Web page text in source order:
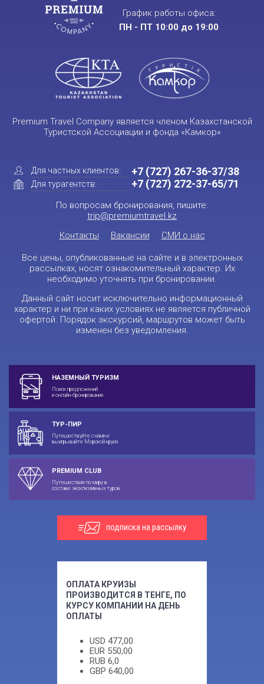
График работы офиса:
ПН - ПТ 10:00 до 19:00
Premium Travel Company является членом Казахстанской
Туристской Ассоциации и фонда «Камкор»
Для частных клиентов:
Для турагентств:
+7 (727) 267-36-37/38
+7 (727) 272-37-65/71
По вопросам бронирования, пишите:
trip@premiumtravel.kz
Контакты
Вакансии СМИ о нас
Все цены, опубликованные на сайте и в электронных
рассылках, носят ознакомительный характер. Их
необходимо уточнять при бронировании.
Данный сайт носит исключительно информационный
характер и ни при каких условиях не является публичной
офертой. Порядок экскурсий, маршрутов может быть
изменен без уведомления.
НАЗЕМНЫЙ ТУРИЗМ
Поиск предложений
и онлайн-бронирование
ТУР-ПИР
Путешествуйте с нами и
выигрывайте Морской круиз
PREMIUM CLUB
Путешествия по миру в
составе эксклюзивных туров
подписка на рассылку
ОПЛАТА КРУИЗЫ
ПРОИЗВОДИТСЯ В ТЕНГЕ, ПО
КУРСУ КОМПАНИИ НА ДЕНЬ
ОПЛАТЫ
USD 477,00
EUR 550,00
RUB 6,0
GBP 640,00